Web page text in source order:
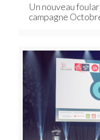
Un nouveau
campagne